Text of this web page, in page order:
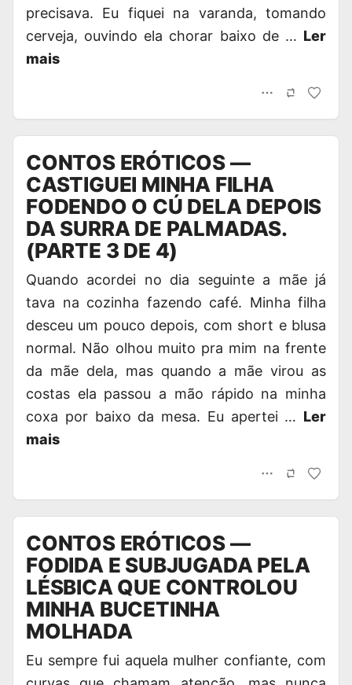
precisava. Eu fiquei na varanda, tomando
cerveja, ouvindo ela chorar baixo de … Ler
mais
CONTOS ERÓTICOS —
CASTIGUEI MINHA FILHA
FODENDO O CÚ DELA DEPOIS
DA SURRA DE PALMADAS.
(PARTE 3 DE 4)
Quando acordei no dia seguinte a mãe já
tava na cozinha fazendo café. Minha filha
desceu um pouco depois, com short e blusa
normal. Não olhou muito pra mim na frente
da mãe dela, mas quando a mãe virou as
costas ela passou a mão rápido na minha
coxa por baixo da mesa. Eu apertei … Ler
mais
CONTOS ERÓTICOS —
FODIDA E SUBJUGADA PELA
LÉSBICA QUE CONTROLOU
MINHA BUCETINHA
MOLHADA
Eu sempre fui aquela mulher confiante, com